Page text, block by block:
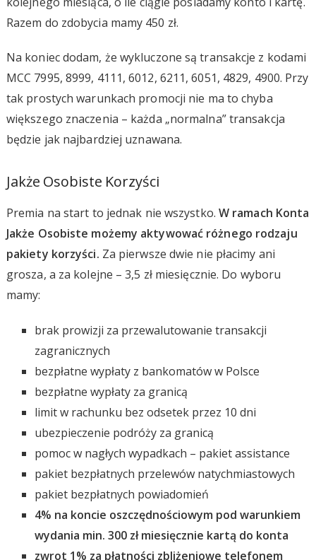
Razem do zdobycia mamy 450 zł.
Na koniec dodam, że wykluczone są transakcje z kodami
MCC 7995, 8999, 4111, 6012, 6211, 6051, 4829, 4900. Przy
tak prostych warunkach promocji nie ma to chyba
większego znaczenia – każda „normalna” transakcja
będzie jak najbardziej uznawana.
Jakże Osobiste Korzyści
Premia na start to jednak nie wszystko. W ramach Konta
Jakże Osobiste możemy aktywować różnego rodzaju
pakiety korzyści. Za pierwsze dwie nie płacimy ani
grosza, a za kolejne – 3,5 zł miesięcznie. Do wyboru
mamy:
brak prowizji za przewalutowanie transakcji
zagranicznych
bezpłatne wypłaty z bankomatów w Polsce
bezpłatne wypłaty za granicą
limit w rachunku bez odsetek przez 10 dni
ubezpieczenie podróży za granicą
pomoc w nagłych wypadkach – pakiet assistance
pakiet bezpłatnych przelewów natychmiastowych
pakiet bezpłatnych powiadomień
4% na koncie oszczędnościowym pod warunkiem
wydania min. 300 zł miesięcznie kartą do konta
zwrot 1% za płatności zbliżeniowe telefonem